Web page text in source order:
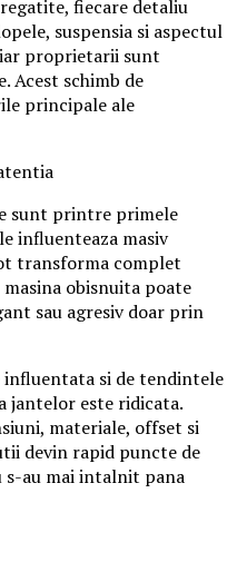
fiecare detaliu
suspensia si aspectul
proprietarii sunt
Acest schimb de
principale ale
sunt printre primele
influenteaza masiv
transforma complet
obisnuita poate
sau agresiv doar prin
si de tendintele
jantelor este ridicata.
materiale, offset si
devin rapid puncte de
s-au mai intalnit pana